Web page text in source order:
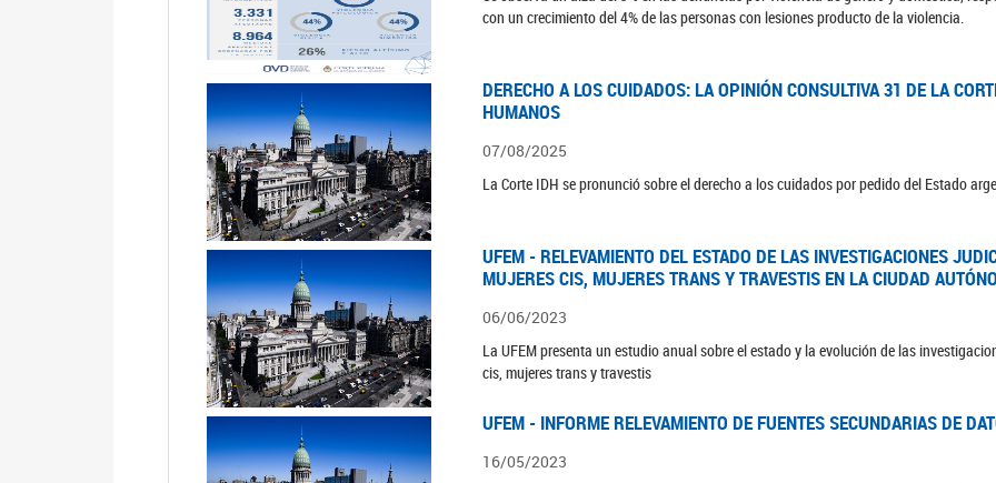
con un crecimiento del 4% de las personas con lesiones producto de la violencia.
DERECHO A LOS CUIDADOS: LA OPINIÓN CONSULTIVA 31 DE LA
HUMANOS
07/08/2025
La Corte IDH se pronunció sobre el derecho a los cuidados por pedido del Estado
UFEM - RELEVAMIENTO DEL ESTADO DE LAS INVESTIGACIONES
MUJERES CIS, MUJERES TRANS Y TRAVESTIS EN LA CIUDAD
06/06/2023
La UFEM presenta un estudio anual sobre el estado y la evolución de las
cis, mujeres trans y travestis
UFEM - INFORME RELEVAMIENTO DE FUENTES SECUNDARIAS DE
16/05/2023